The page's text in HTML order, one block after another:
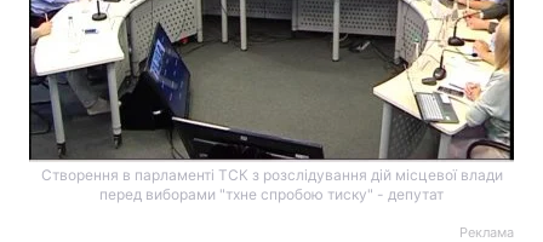
Створення в парламенті ТСК з розслідування дій місцевої влади
перед виборами "тхне спробою тиску" - депутат
Реклама